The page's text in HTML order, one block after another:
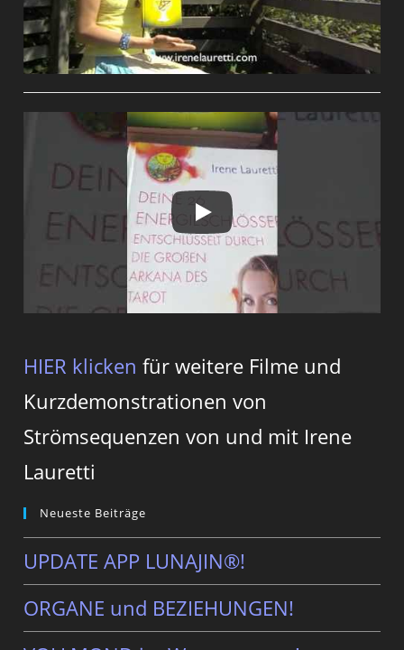
HIER klicken für weitere Filme und
Kurzdemonstrationen von
Strömsequenzen von und mit Irene
Lauretti
Neueste Beiträge
UPDATE APP LUNAJIN®!
ORGANE und BEZIEHUNGEN!